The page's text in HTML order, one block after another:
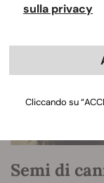
Semi di
sulla privacy
Cliccando su